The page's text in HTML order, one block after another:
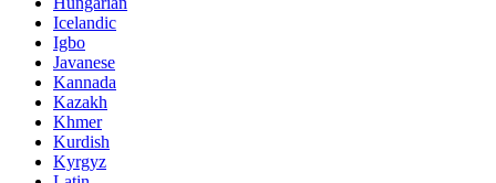
Icelandic
Igbo
Javanese
Kannada
Kazakh
Khmer
Kurdish
Kyrgyz